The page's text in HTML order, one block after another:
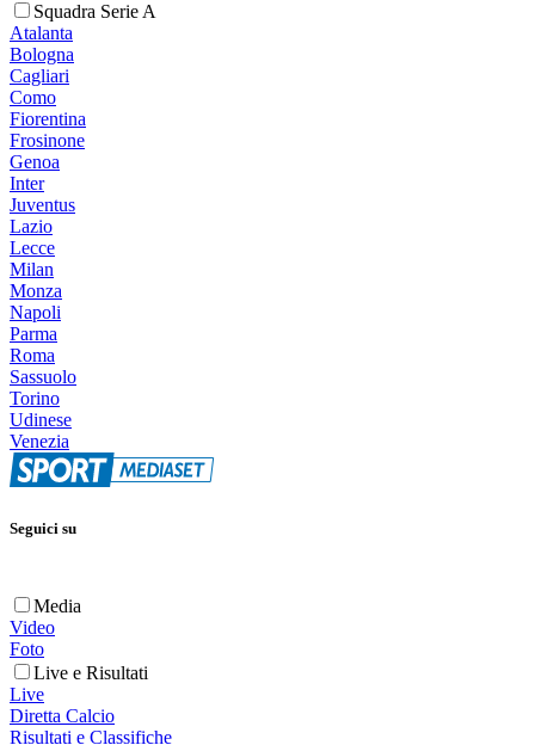
Squadra Serie A
Atalanta
Bologna
Cagliari
Como
Fiorentina
Frosinone
Genoa
Inter
Juventus
Lazio
Lecce
Milan
Monza
Napoli
Parma
Roma
Sassuolo
Torino
Udinese
Venezia
Seguici su
Media
Video
Foto
Live e Risultati
Live
Diretta Calcio
Risultati e Classifiche